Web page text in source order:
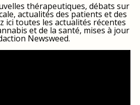
thérapeutiques, débats sur
actualités des patients et des
ici toutes les actualités récentes
et de la santé, mises à jour
Newsweed.